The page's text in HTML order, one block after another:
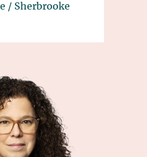
/ Sherbrooke